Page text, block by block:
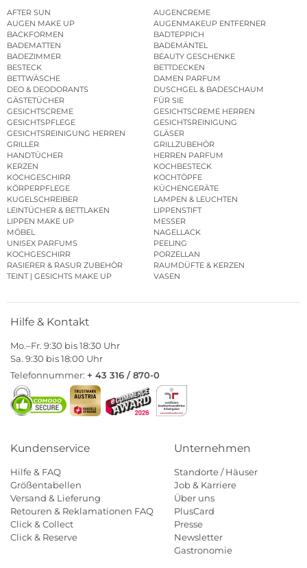
AFTER SUN
AUGENCREME
AUGEN MAKE UP
AUGENMAKEUP ENTFERNER
BACKFORMEN
BADTEPPICH
BADEMATTEN
BADEMÄNTEL
BADEZIMMER
BEAUTY GESCHENKE
BESTECK
BETTDECKEN
BETTWÄSCHE
DAMEN PARFUM
DEO & DEODORANTS
DUSCHGEL & BADESCHAUM
GÄSTETÜCHER
FÜR SIE
GESICHTSCREME
GESICHTSCREME HERREN
GESICHTSPFLEGE
GESICHTSREINIGUNG
GESICHTSREINIGUNG HERREN
GLÄSER
GRILLER
GRILLZUBEHÖR
HANDTÜCHER
HERREN PARFUM
KERZEN
KOCHBESTECK
KOCHGESCHIRR
KOCHTÖPFE
KÖRPERPFLEGE
KÜCHENGERÄTE
KUGELSCHREIBER
LAMPEN & LEUCHTEN
LEINTÜCHER & BETTLAKEN
LIPPENSTIFT
LIPPEN MAKE UP
MESSER
MÖBEL
NAGELLACK
UNISEX PARFUMS
PEELING
KOCHGESCHIRR
PORZELLAN
RASIERER & RASUR ZUBEHÖR
RAUMDÜFTE & KERZEN
TEINT | GESICHTS MAKE UP
VASEN
Hilfe & Kontakt
Mo.–Fr. 9:30 bis 18:30 Uhr
Sa. 9:30 bis 18:00 Uhr
Telefonnummer: + 43 316 / 870-0
Kundenservice
Hilfe & FAQ
Größentabellen
Versand & Lieferung
Retouren & Reklamationen FAQ
Click & Collect
Click & Reserve
Unternehmen
Standorte / Häuser
Job & Karriere
Über uns
PlusCard
Presse
Newsletter
Gastronomie